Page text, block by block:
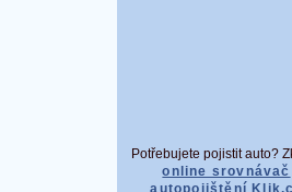
Potřebujete pojistit auto?
online srovnávač